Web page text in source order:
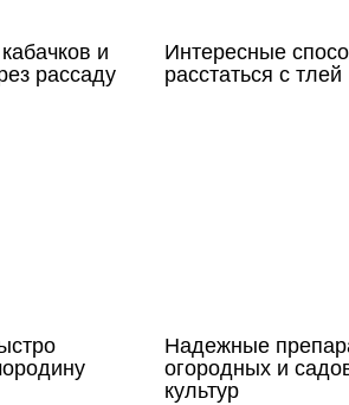
и
рассаду
Интересные
расстаться с
Надежные
огородных и
культур